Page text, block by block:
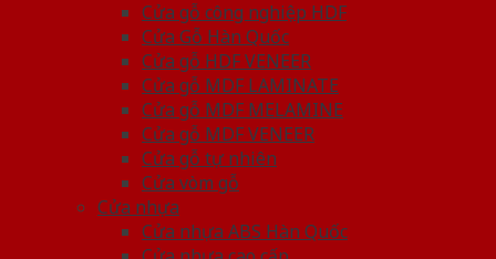
Cửa gỗ công nghiệp HDF
Cửa Gỗ Hàn Quốc
Cửa gỗ HDF VENEER
Cửa gỗ MDF LAMINATE
Cửa gỗ MDF MELAMINE
Cửa gỗ MDF VENEER
Cửa gỗ tự nhiên
Cửa vòm gỗ
Cửa nhựa
Cửa nhựa ABS Hàn Quốc